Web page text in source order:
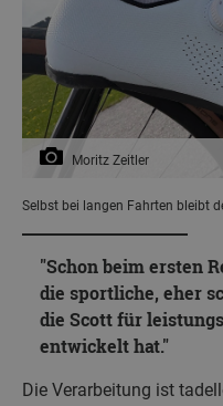
Moritz Zeitler
Selbst bei langen Fahrten bleibt
Schon beim ersten
die sportliche, eher
die Scott für
entwickelt hat.
Die Verarbeitung ist